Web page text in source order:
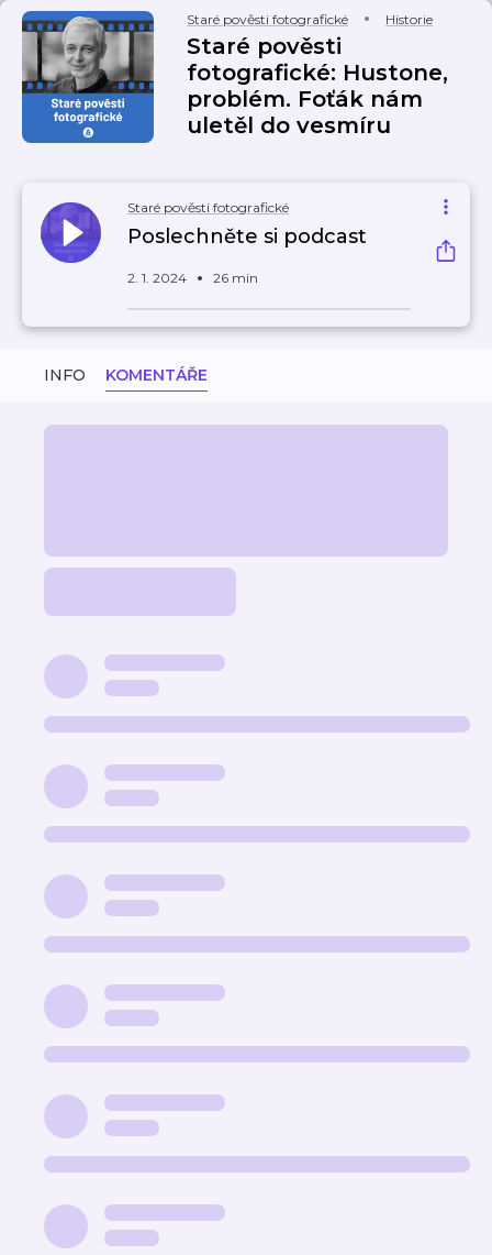
Staré pověsti fotografické Historie
Staré pověsti
fotografické: Hustone,
problém. Foťák nám
uletěl do vesmíru
Staré pověsti fotografické
Poslechněte si podcast
2. 1. 2024 26 min
INFO KOMENTÁŘE